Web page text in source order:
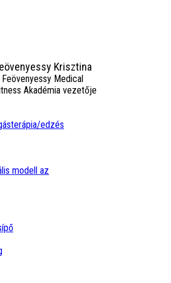
Krisztina
Feövenyessy Medical
Akadémia vezetője
edzés
modell az